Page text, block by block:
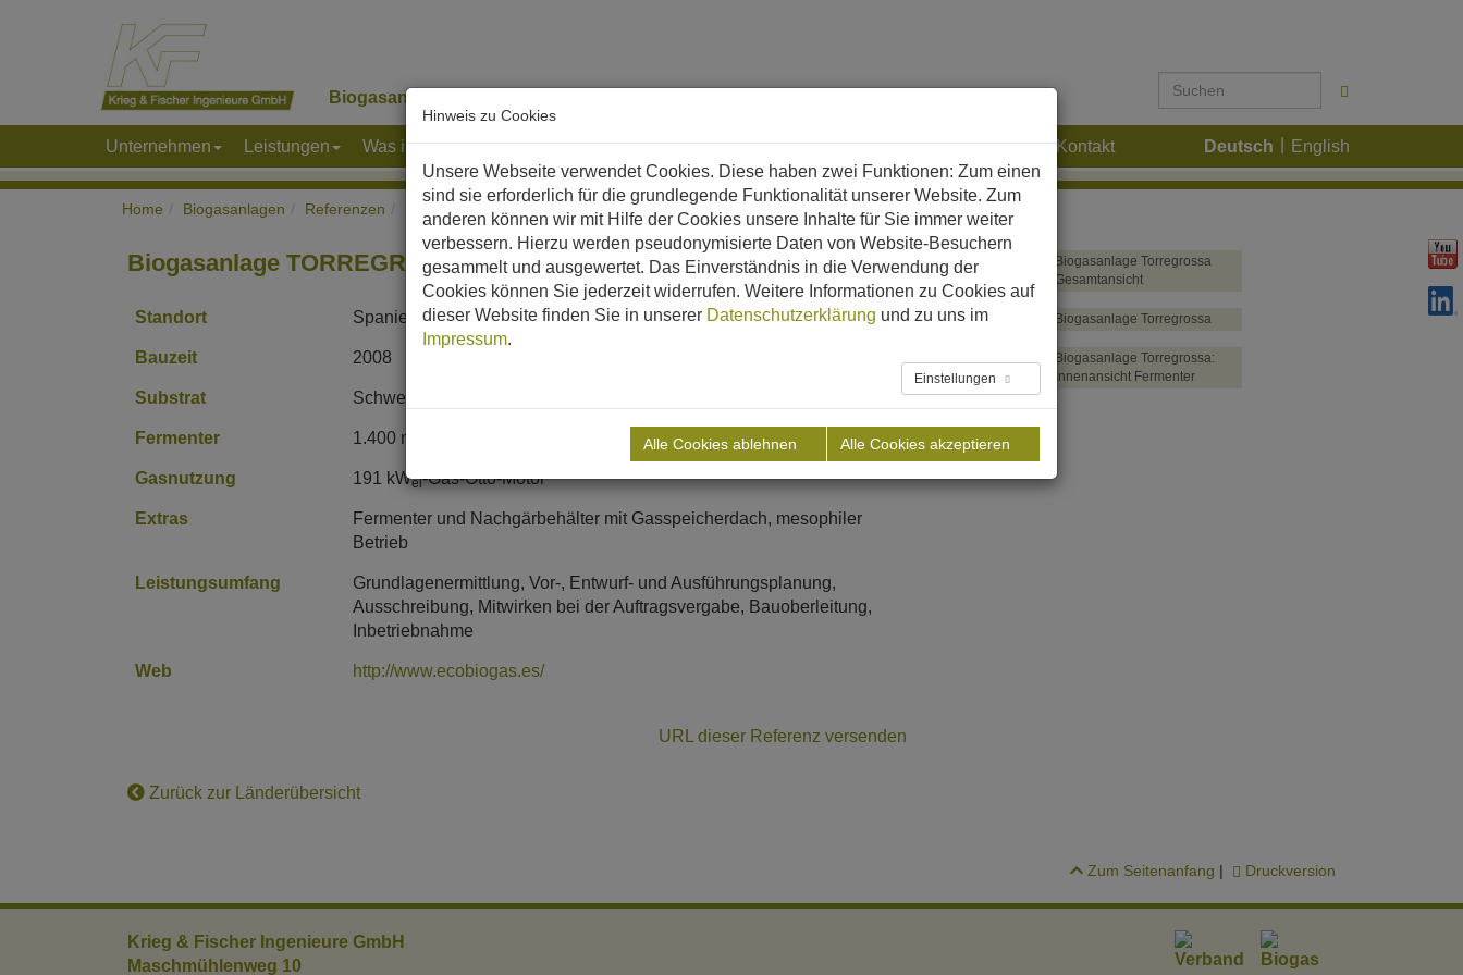
Biogasanlagen
Unternehmen Leistungen Was ist Biogas & Biomethan? Referenzen Downloads Aktuelles Karriere Kontakt Deutsch English
Home Biogasanlagen Referenzen Europa Spanien TORREGROSSA
Biogasanlage TORREGROSSA
Standort Spanien
Bauzeit 2008
Substrat Schweinegülle, Schlachtabfälle, Fette, Öle
Fermenter 1.400 m
Gasnutzung 191 kWel-Gas-Otto-Motor
Extras
Fermenter und Nachgärbehälter mit Gasspeicherdach, mesophiler
Betrieb
Leistungsumfang
Grundlagenermittlung, Vor-, Entwurf- und Ausführungsplanung,
Ausschreibung, Mitwirken bei der Auftragsvergabe, Bauoberleitung,
Inbetriebnahme
Web http://www.ecobiogas.es/
URL dieser Referenz versenden
Zurück zur Länderübersicht
Biogasanlage Torregrossa
Gesamtansicht
Biogasanlage Torregrossa
Biogasanlage Torregrossa:
Innenansicht Fermenter
Zum Seitenanfang | Druckversion
Krieg & Fischer Ingenieure GmbH
Maschmühlenweg 10
Hinweis zu Cookies
Unsere Webseite verwendet Cookies. Diese haben zwei Funktionen: Zum einen
sind sie erforderlich für die grundlegende Funktionalität unserer Website. Zum
anderen können wir mit Hilfe der Cookies unsere Inhalte für Sie immer weiter
verbessern. Hierzu werden pseudonymisierte Daten von Website-Besuchern
gesammelt und ausgewertet. Das Einverständnis in die Verwendung der
Cookies können Sie jederzeit widerrufen. Weitere Informationen zu Cookies auf
dieser Website finden Sie in unserer Datenschutzerklärung und zu uns im
Impressum.
Einstellungen
Alle Cookies ablehnen Alle Cookies akzeptieren